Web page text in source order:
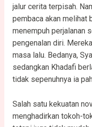
jalur cerita terpisah.
pembaca akan melihat
menempuh perjalanan
pengenalan diri.
masa lalu. Bedanya,
sedangkan Khadafi
tidak sepenuhnya ia
Salah satu kekuatan
menghadirkan tokoh-